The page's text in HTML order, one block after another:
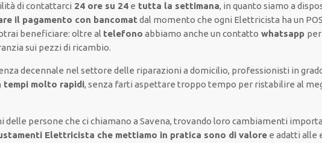
di contattarci 24 ore su 24 e tutta la settimana, in quanto siamo a
il pagamento con bancomat dal momento che ogni Elettricista haun POS
beneficiare: oltre al telefono abbiamo anche uncontatto whatsapp
sui pezzi di ricambio.
decennale nel settore delle riparazioni a domicilio, professionisti in
tempi molto rapidi, senza fartiaspettare troppo tempo per ristabilire al
delle persone checi chiamano a Savena, trovando lorocambiamenti
Elettricista che mettiamo in pratica sono di valore eadatti alle